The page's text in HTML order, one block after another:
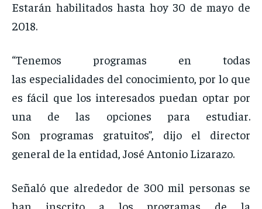
Estarán habilitados hasta hoy 30 de mayo de
2018.
“Tenemos programas en todas
las especialidades del conocimiento, por lo que
es fácil que los interesados puedan optar por
una de las opciones para estudiar.
Son programas gratuitos”, dijo el director
general de la entidad, José Antonio Lizarazo.
Señaló que alrededor de 300 mil personas se
han inscrito a los programas de la